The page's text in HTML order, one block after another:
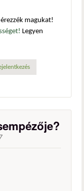
magukat!
Legyen